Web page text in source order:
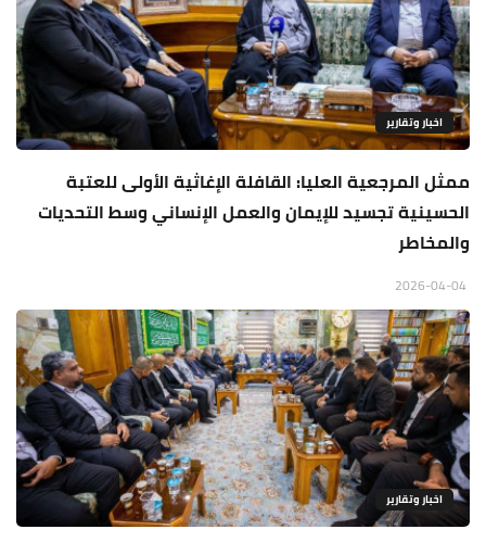
اخبار وتقارير
ممثل المرجعية العليا: القافلة الإغاثية الأولى للعتبة
الحسينية تجسيد للإيمان والعمل الإنساني وسط التحديات
والمخاطر
اخبار وتقارير